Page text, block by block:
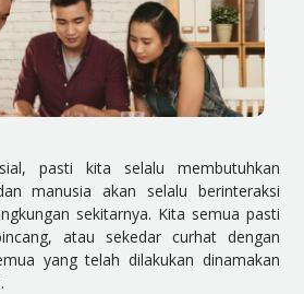
pasti kita selalu membutuhkan
manusia akan selalu berinteraksi
sekitarnya. Kita semua pasti
atau sekedar curhat dengan
yang telah dilakukan dinamakan